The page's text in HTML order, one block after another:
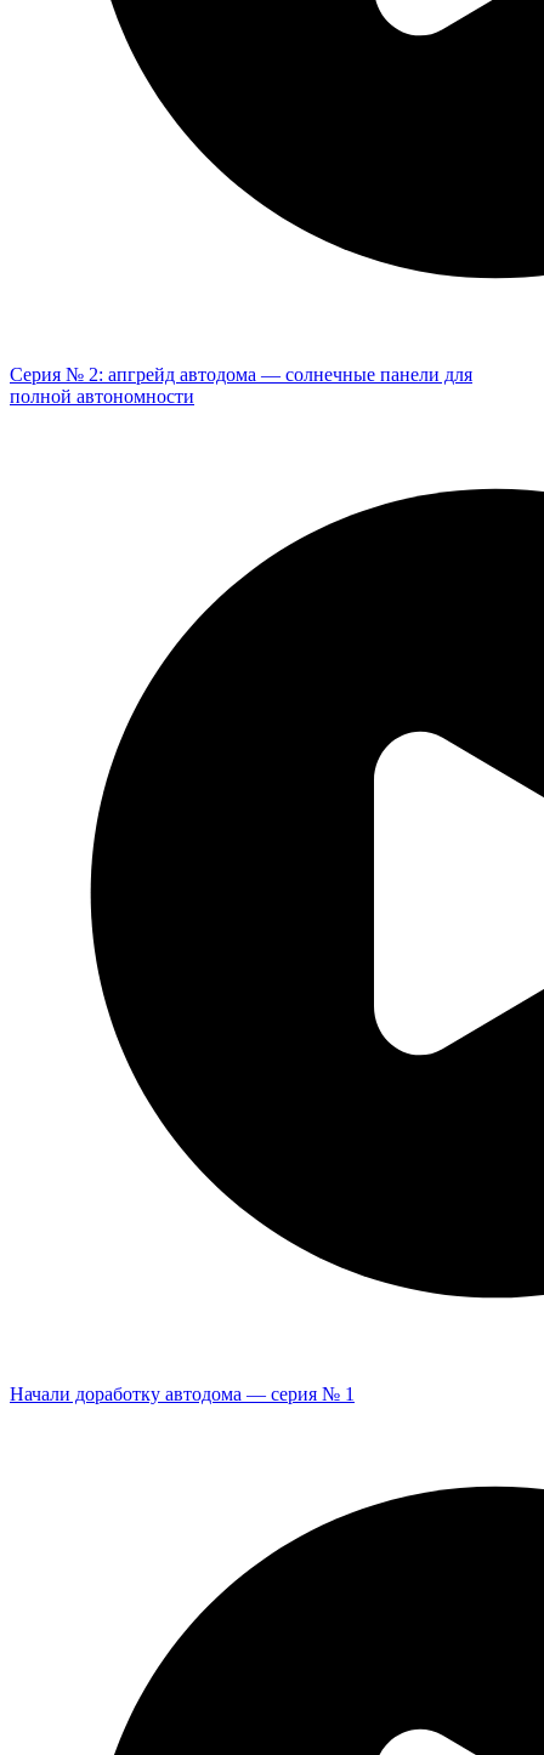
Серия № 2: апгрейд автодома — солнечные панели для
полной автономности
Начали доработку автодома — серия № 1